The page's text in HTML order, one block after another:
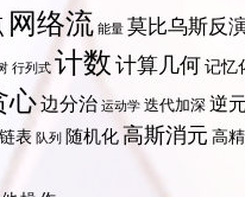
网络流 能量 莫比乌斯反
行列式 计数计算几何 记忆
心边分治 运动学 迭代加深 逆
链表 队列 随机化高斯消元 高